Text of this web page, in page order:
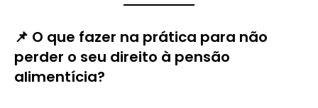
📌 O que fazer na prática para não
perder o seu direito à pensão
alimentícia?